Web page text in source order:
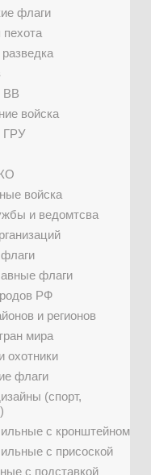
флаги
ВВ
войска
ГРУ
войска
и ведомтсва
флаги
РФ
и регионов
мира
охотники
флаги
(спорт,
с кронштейном
с присоской
с подставкой